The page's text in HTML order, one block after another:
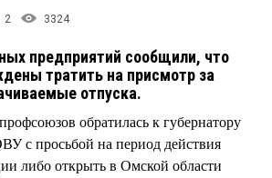
2 3324
предприятий сообщили, что
тратить на присмотр за
отпуска.
обратилась к губернатору
с просьбой на период действия
либо открыть в Омской области